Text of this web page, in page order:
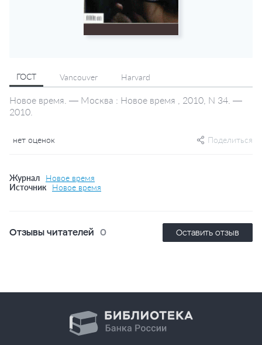
ГОСТ Vancouver Harvard
Новое время. — Москва : Новое время , 2010, N 34. —
2010.
нет оценок Поделиться
Журнал
Новое время
Источник
Новое время
Отзывы читателей 0 Оставить отзыв